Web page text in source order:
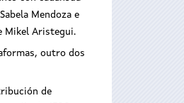
Mendoza e
Mikel Aristegui.
outro dos
de